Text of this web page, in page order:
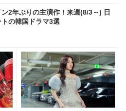
2年ぶりの主演作！来週(8/3～) 日
の韓国ドラマ3選